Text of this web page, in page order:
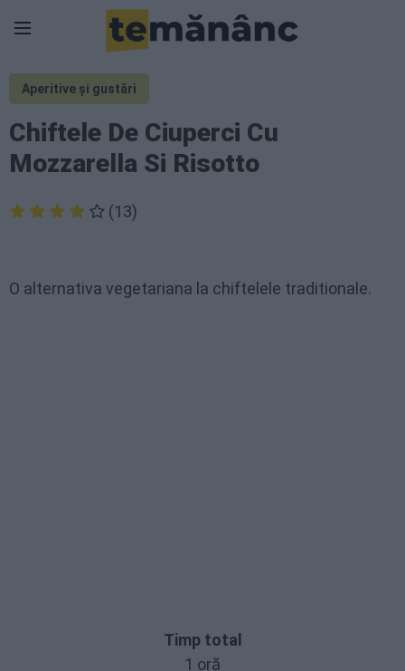
Aperitive și gustări
Chiftele De Ciuperci Cu
Mozzarella Si Risotto
(13)
O alternativa vegetariana la chiftelele traditionale.
Timp total
1 oră